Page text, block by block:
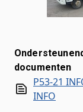
documenten
P53-21
INFO